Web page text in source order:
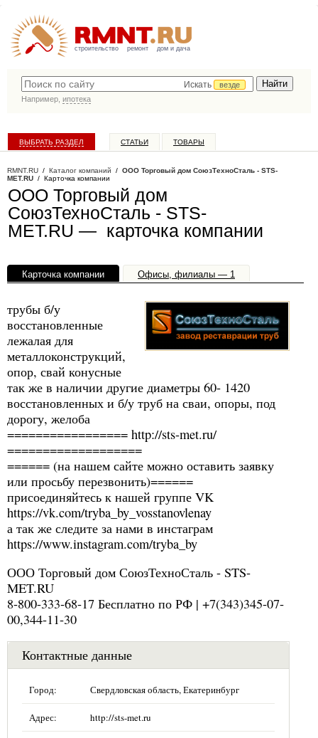
строительство ремонт дом и дача
Искать
везде
Например, ипотека
ВЫБРАТЬ РАЗДЕЛ СТАТЬИ ТОВАРЫ
RMNT.RU / Каталог компаний / ООО Торговый дом СоюзТехноСталь - STS-
MET.RU / Карточка компании
ООО Торговый дом
СоюзТехноСталь - STS-
MET.RU — карточка компании
Карточка компании Офисы, филиалы — 1
трубы б/у
восстановленные
лежалая для
металлоконструкций,
опор, свай конусные
так же в наличии другие диаметры 60- 1420
восстановленных и б/у труб на сваи, опоры, под
дорогу, желоба
================= http://sts-met.ru/
===================
====== (на нашем сайте можно оставить заявку
или просьбу перезвонить)======
присоединяйтесь к нашей группе VK
https://vk.com/tryba_by_vosstanovlenay
а так же следите за нами в инстаграм
https://www.instagram.com/tryba_by
ООО Торговый дом СоюзТехноСталь - STS-
MET.RU
8-800-333-68-17 Бесплатно по РФ | +7(343)345-07-
00,344-11-30
Контактные данные
Город: Свердловская область, Екатеринбург
Адрес: http://sts-met.ru